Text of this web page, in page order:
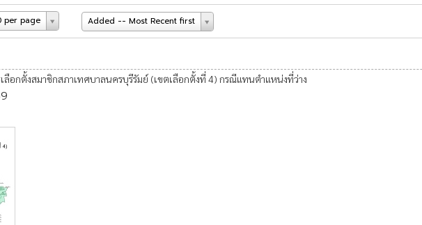
per page Added -- Most Recent first
ลือกตั้งสมาชิกสภาเทศบาลนครบุรีรัมย์ (เขตเลือกตั้งที่ 4) กรณีแทนตำแหน่งที่ว่าง